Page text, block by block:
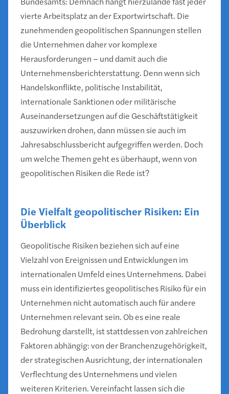
vierte Arbeitsplatz an der Exportwirtschaft. Die
zunehmenden geopolitischen Spannungen stellen
die Unternehmen daher vor komplexe
Herausforderungen – und damit auch die
Unternehmensberichterstattung. Denn wenn sich
Handelskonflikte, politische Instabilität,
internationale Sanktionen oder militärische
Auseinandersetzungen auf die Geschäftstätigkeit
auszuwirken drohen, dann müssen sie auch im
Jahresabschlussbericht aufgegriffen werden. Doch
um welche Themen geht es überhaupt, wenn von
geopolitischen Risiken die Rede ist?
Die Vielfalt geopolitischer Risiken: Ein
Überblick
Geopolitische Risiken beziehen sich auf eine
Vielzahl von Ereignissen und Entwicklungen im
internationalen Umfeld eines Unternehmens. Dabei
muss ein identifiziertes geopolitisches Risiko für ein
Unternehmen nicht automatisch auch für andere
Unternehmen relevant sein. Ob es eine reale
Bedrohung darstellt, ist stattdessen von zahlreichen
Faktoren abhängig: von der Branchenzugehörigkeit,
der strategischen Ausrichtung, der internationalen
Verflechtung des Unternehmens und vielen
weiteren Kriterien. Vereinfacht lassen sich die